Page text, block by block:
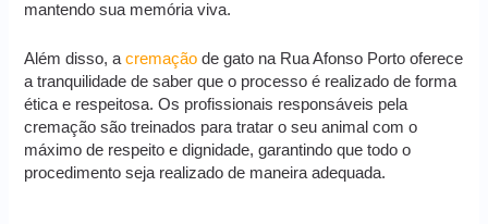
mantendo sua memória viva.
Além disso, acremação de gato na Rua Afonso Porto oferece
a tranquilidade de saber que o processo é realizado de forma
ética e respeitosa. Os profissionais responsáveis pela
cremação são treinados para tratar o seu animal com o
máximo de respeito e dignidade, garantindo que todo o
procedimento seja realizado de maneira adequada.